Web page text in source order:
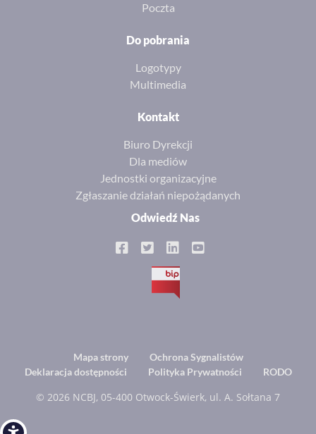
Open toolbar
Poczta
Do pobrania
Logotypy
Multimedia
Kontakt
Biuro Dyrekcji
Dla mediów
Jednostki organizacyjne
Zgłaszanie działań niepożądanych
Odwiedź Nas
BIP
© 2026 NCBJ, 05-400 Otwock-Świerk, ul. A. Sołtana 7
Footer
menu
Mapa strony
Ochrona Sygnalistów
Deklaracja dostępności
Polityka Prywatności RODO